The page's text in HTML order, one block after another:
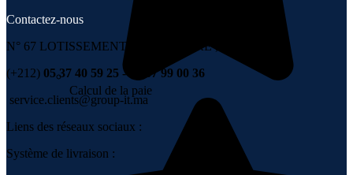
Calcul de la paie
Contactez-nous
N° 67 LOTISSEMENT 6 NOVEMBRE , TÉMARA
(+212) 05 37 40 59 25 - 06 67 99 00 36
service.clients@group-it.ma
Liens des réseaux sociaux :
Système de livraison :